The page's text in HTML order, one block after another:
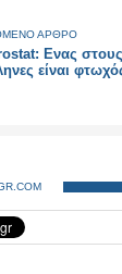
ΑΡΘΡΟ
Ενας στους
είναι